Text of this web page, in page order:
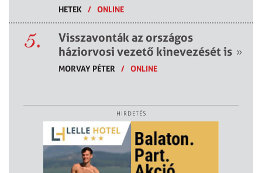
HETEK / ONLINE
5.
Visszavonták az országos
háziorvosi vezető kinevezését is »
MORVAY PÉTER / ONLINE
HIRDETÉS